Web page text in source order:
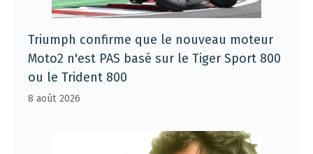
Triumph confirme que le nouveau moteur
Moto2 n'est PAS basé sur le Tiger Sport 800
ou le Trident 800
8 août 2026